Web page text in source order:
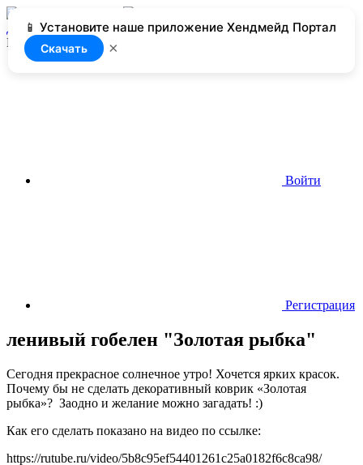
📱 Установите наше приложение Хендмейд Портал
Скачать ×
Добавить
Нет доступа
Войти
Регистрация
ленивый гобелен "Золотая рыбка"
Сегодня прекрасное солнечное утро! Хочется ярких красок.
Почему бы не сделать декоративный коврик «Золотая
рыбка»? Заодно и желание можно загадать! :)
Как его сделать показано на видео по ссылке:
https://rutube.ru/video/5b8c95ef54401261c25a0182f6c8ca98/